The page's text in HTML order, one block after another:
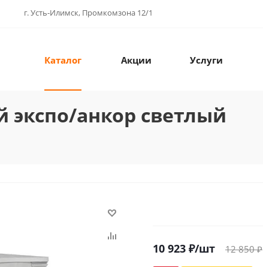
г. Усть-Илимск, Промкомзона 12/1
Каталог Акции Услуги
экспо/анкор светлый
10 923 ₽/шт 12 850₽